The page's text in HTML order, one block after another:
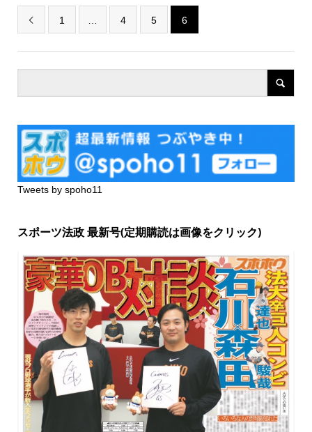
 1 4 5 6
Tweets by spoho11
スポーツ法政 最新号(定期購読は画像をクリック)